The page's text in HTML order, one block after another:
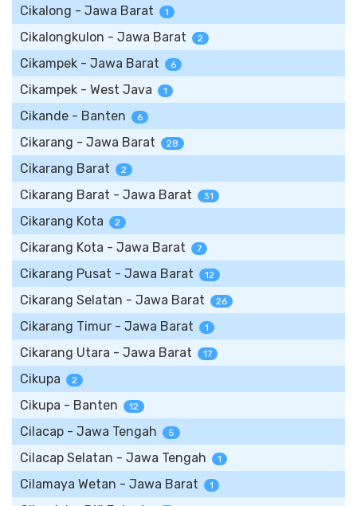
Cikalong - Jawa Barat 1
Cikalongkulon - Jawa Barat 2
Cikampek - Jawa Barat 6
Cikampek - West Java 1
Cikande - Banten 6
Cikarang - Jawa Barat 28
Cikarang Barat 2
Cikarang Barat - Jawa Barat 31
Cikarang Kota 2
Cikarang Kota - Jawa Barat 7
Cikarang Pusat - Jawa Barat 12
Cikarang Selatan - Jawa Barat 26
Cikarang Timur - Jawa Barat 1
Cikarang Utara - Jawa Barat 17
Cikupa 2
Cikupa - Banten 12
Cilacap - Jawa Tengah 5
Cilacap Selatan - Jawa Tengah 1
Cilamaya Wetan - Jawa Barat 1